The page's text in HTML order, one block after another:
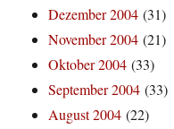
Dezember 2004 (31)
November 2004 (21)
Oktober 2004 (33)
September 2004 (33)
August 2004 (22)